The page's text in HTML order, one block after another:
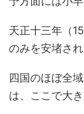
天正十三年（
のみを安堵さ
四国のほぼ全
は、ここで大